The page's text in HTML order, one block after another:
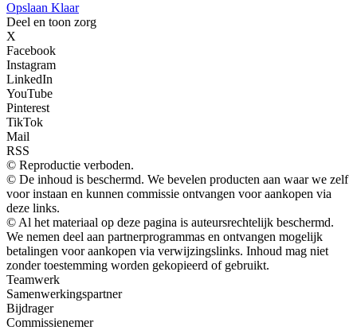
Opslaan Klaar
Deel en toon zorg
X
Facebook
Instagram
LinkedIn
YouTube
Pinterest
TikTok
Mail
RSS
© Reproductie verboden.
© De inhoud is beschermd. We bevelen producten aan waar we zelf
voor instaan ​​en kunnen commissie ontvangen voor aankopen via
deze links.
© Al het materiaal op deze pagina is auteursrechtelijk beschermd.
We nemen deel aan partnerprogrammas en ontvangen mogelijk
betalingen voor aankopen via verwijzingslinks. Inhoud mag niet
zonder toestemming worden gekopieerd of gebruikt.
Teamwerk
Samenwerkingspartner
Bijdrager
Commissienemer